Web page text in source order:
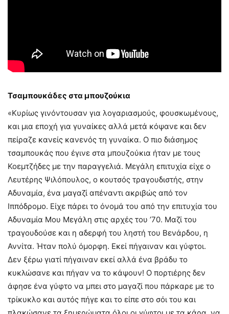
Τσαμπουκάδες στα μπουζούκια
«Κυρίως γινόντουσαν για λογαριασμούς, φουσκωμένους,
και μια εποχή για γυναίκες αλλά μετά κόψανε και δεν
πείραζε κανείς κανενός τη γυναίκα. Ο πιο διάσημος
τσαμπουκάς που έγινε στα μπουζούκια ήταν με τους
Κοεμτζήδες με την παραγγελιά. Μεγάλη επιτυχία είχε ο
Λευτέρης Ψιλόπουλος, ο κουτσός τραγουδιστής, στην
Αδυναμία, ένα μαγαζί απέναντι ακριβώς από τον
Ιππόδρομο. Είχε πάρει το όνομά του από την επιτυχία του
Αδυναμία Μου Μεγάλη στις αρχές του ’70. Μαζί του
τραγουδούσε και η αδερφή του ληστή του Βενάρδου, η
Αννίτα. Ήταν πολύ όμορφη. Εκεί πήγαιναν και γύφτοι.
Δεν ξέρω γιατί πήγαιναν εκεί αλλά ένα βράδυ το
κυκλώσανε και πήγαν να το κάψουν! Ο πορτιέρης δεν
άφησε ένα γύφτο να μπει στο μαγαζί που πάρκαρε με το
τρίκυκλο και αυτός πήγε και το είπε στο σόι του και